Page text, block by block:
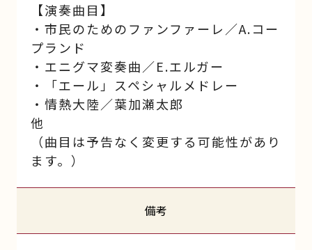
【演奏曲目】
・市民のためのファンファーレ／A.コー
プランド
・エニグマ変奏曲／E.エルガー
・「エール」スペシャルメドレー
・情熱大陸／葉加瀬太郎
他
（曲目は予告なく変更する可能性があり
ます。）
備考